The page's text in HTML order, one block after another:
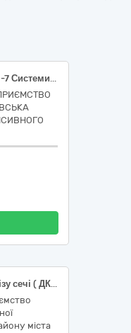
Тести (Код ДК 021:2015 33120000-7 Системи реєстрації медичної інформації та дослідне обладнання)
Тест-смужки для загального аналізу сечі ( ДК 021:2015 – 33120000-7 Системи реєстрації медичної інформації та дослідне обладнання ; код НК 024:2023- 54514 -Численні аналіти сечі IVD (діагностика in vitro ),набір, колориметрична тест-смужка, експрес-аналіз; НК 031:2024: W0101060204-багатокомпонентні тест-смужки для аналізу сечі )
міста